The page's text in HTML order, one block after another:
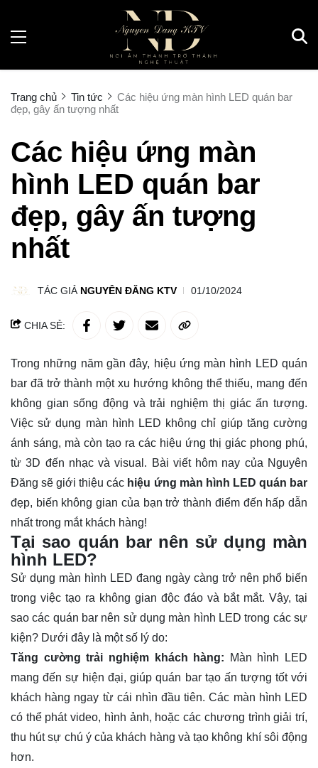
Trang chủ Tin tức
Các hiệu ứng màn hình LED quán bar
đẹp, gây ấn tượng nhất
Các hiệu ứng màn
hình LED quán bar
đẹp, gây ấn tượng
nhất
TÁC GIẢ NGUYÊN ĐĂNG KTV 01/10/2024
CHIA SẺ:
Trong những năm gần đây, hiệu ứng màn hình LED quán
bar đã trở thành một xu hướng không thể thiếu, mang đến
không gian sống động và trải nghiệm thị giác ấn tượng.
Việc sử dụng màn hình LED không chỉ giúp tăng cường
ánh sáng, mà còn tạo ra các hiệu ứng thị giác phong phú,
từ 3D đến nhạc và visual. Bài viết hôm nay của Nguyên
Đăng sẽ giới thiệu các hiệu ứng màn hình LED quán bar
đẹp, biến không gian của bạn trở thành điểm đến hấp dẫn
nhất trong mắt khách hàng!
Tại sao quán bar nên sử dụng màn
hình LED?
Sử dụng màn hình LED đang ngày càng trở nên phổ biến
trong việc tạo ra không gian độc đáo và bắt mắt. Vậy, tại
sao các quán bar nên sử dụng màn hình LED trong các sự
kiện? Dưới đây là một số lý do:
Tăng cường trải nghiệm khách hàng:
Màn hình LED
mang đến sự hiện đại, giúp quán bar tạo ấn tượng tốt với
khách hàng ngay từ cái nhìn đầu tiên. Các màn hình LED
có thể phát video, hình ảnh, hoặc các chương trình giải trí,
thu hút sự chú ý của khách hàng và tạo không khí sôi động
hơn.